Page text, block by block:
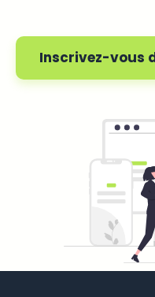
Inscrivez-vous